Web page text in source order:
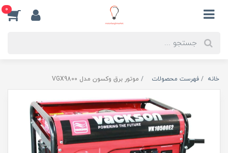
0
خانه فهرست محصولات موتور برق وکسون مدل VGX9800